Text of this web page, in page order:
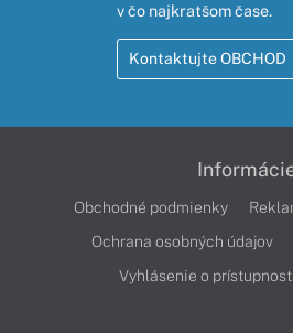
v čo najkratšom čase.
Kontaktujte OBCHOD
Obchodné podmienky
Ochrana osobných údajov
Vyhlásenie o